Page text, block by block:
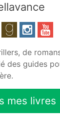
de
des guides